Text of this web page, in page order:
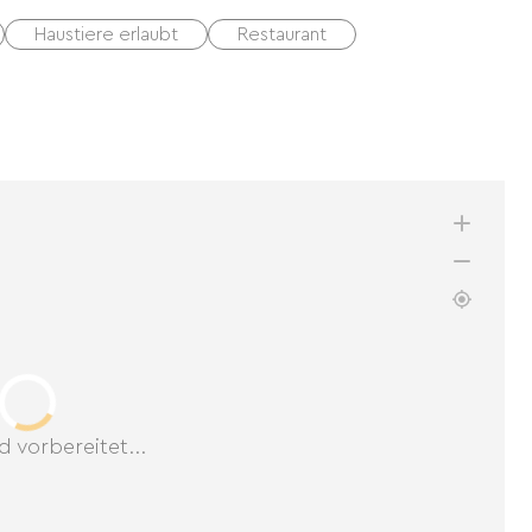
Haustiere erlaubt Restaurant
vorbereitet...